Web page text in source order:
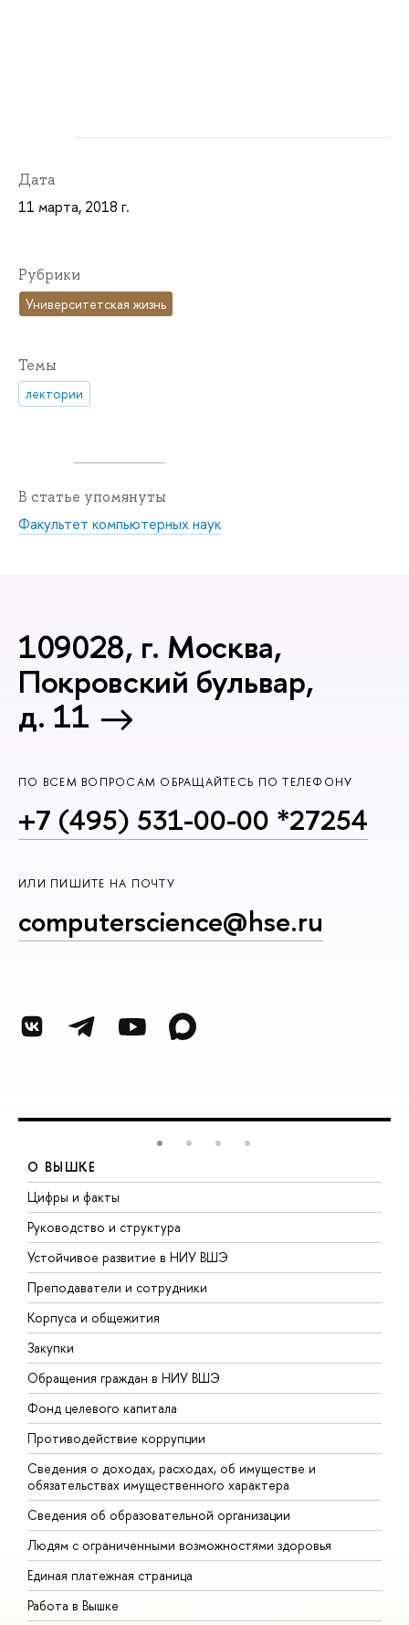
Дата
11 марта, 2018 г.
Рубрики
Университетская жизнь
Темы
лектории
В статье упомянуты
Факультет компьютерных наук
109028, г. Москва,
Покровский бульвар,
д. 11
ПО ВСЕМ ВОПРОСАМ ОБРАЩАЙТЕСЬ ПО ТЕЛЕФОНУ
+7 (495) 531-00-00 *27254
ИЛИ ПИШИТЕ НА ПОЧТУ
computerscience@hse.ru
О ВЫШКЕ
Цифры и факты
Руководство и структура
Устойчивое развитие в НИУ ВШЭ
Преподаватели и сотрудники
Корпуса и общежития
Закупки
Обращения граждан в НИУ ВШЭ
Фонд целевого капитала
Противодействие коррупции
Сведения о доходах, расходах, об имуществе и
обязательствах имущественного характера
Сведения об образовательной организации
Людям с ограниченными возможностями здоровья
Единая платежная страница
Работа в Вышке